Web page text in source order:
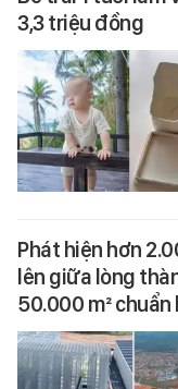
3,3 triệu đồng
Phát hiện hơn
lên giữa lòng
50.000 m² chuẩn